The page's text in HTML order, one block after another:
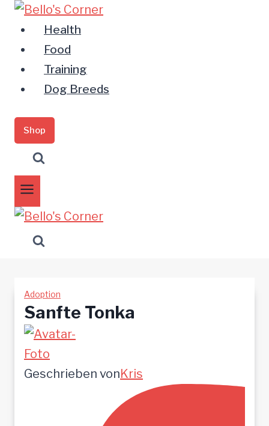
Zum
Inhalt
springen
Health
Food
Training
Dog Breeds
Shop
Adoption
Sanfte Tonka
Geschrieben vonKris